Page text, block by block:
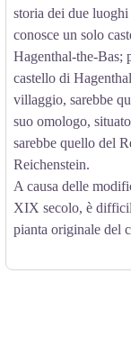
storia dei due
conosce un solo
Hagenthal-the-Bas;
castello di
villaggio, sarebbe
suo omologo,
sarebbe quello del
Reichenstein.
A causa delle
XIX secolo, è
pianta originale del